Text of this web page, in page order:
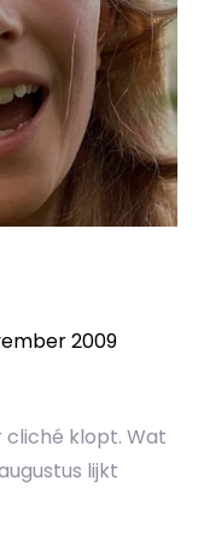
2009
cliché klopt. Wat
lijkt